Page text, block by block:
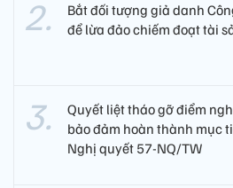
Bắt đối tượng giả danh
để lừa đảo chiếm đoạt tài
Quyết liệt tháo gỡ điểm
bảo đảm hoàn thành mục
Nghị quyết 57-NQ/TW